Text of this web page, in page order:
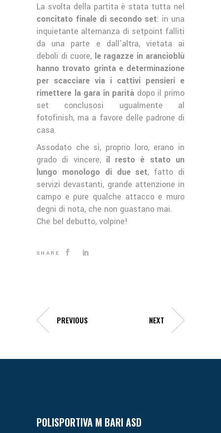
La svolta della partita è stata tutta nel
concitato finale di secondo set: in una
inquietante alternanza di setpoint falliti
da una parte e dall’altra, vietata ai
deboli di cuore, le ragazze in arancioblù
hanno trovato grinta e determinazione
per scacciare via i cattivi pensieri e
rimettere la gara in parità dopo il primo
set conclusosi ugualmente al
fotofinish, ma a favore delle padrone di
casa.
Assodato che sì, proprio loro, erano in
grado di vincere, il resto è stato un
lungo monologo di due set, fatto di
servizi devastanti, grande attenzione in
campo e pure qualche attacco e muro
degni di nota, che non guastano mai.
Che bel debutto, volpine!
SHARE
PREVIOUS NEXT
POLISPORTIVA M BARI ASD